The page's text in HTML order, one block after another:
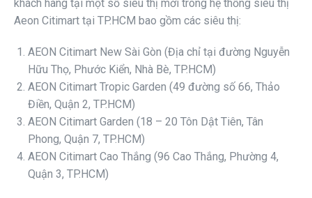
khách hàng tại một số siêu thị mới trong hệ thống siêu thị
Aeon Citimart tại TP.HCM bao gồm các siêu thị:
AEON Citimart New Sài Gòn (Địa chỉ tại đường Nguyễn
Hữu Thọ, Phước Kiển, Nhà Bè, TP.HCM)
AEON Citimart Tropic Garden (49 đường số 66, Thảo
Điền, Quận 2, TP.HCM)
AEON Citimart Garden (18 – 20 Tôn Dật Tiên, Tân
Phong, Quận 7, TP.HCM)
AEON Citimart Cao Thắng (96 Cao Thắng, Phường 4,
Quận 3, TP.HCM)